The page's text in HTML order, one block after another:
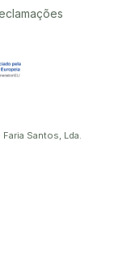
Santos, Lda.